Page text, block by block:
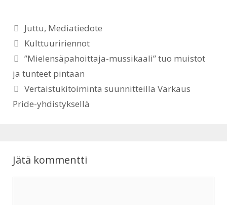
s
A
p
p
c
e
b
o
Kategoriat
Juttu, Mediatiedote
Avainsanat
Kulttuuririennot
”Mielensäpahoittaja-mussikaali” tuo muistot
ja tunteet pintaan
Vertaistukitoiminta suunnitteilla Varkaus
Pride-yhdistyksellä
Jätä kommentti